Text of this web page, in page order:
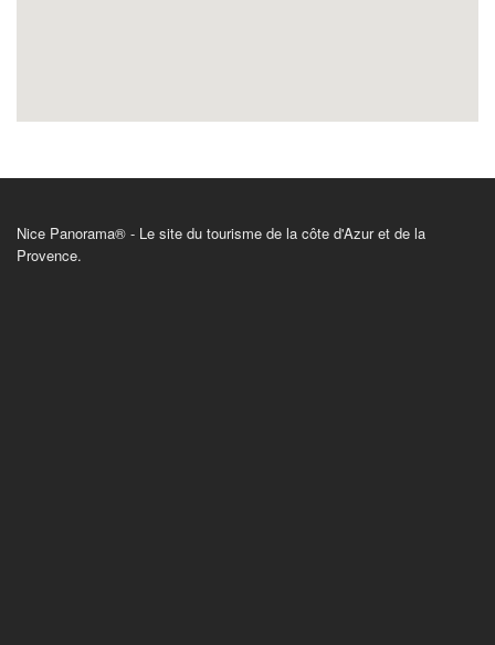
Nice Panorama® - Le site du tourisme de la côte d'Azur et de la
Provence.